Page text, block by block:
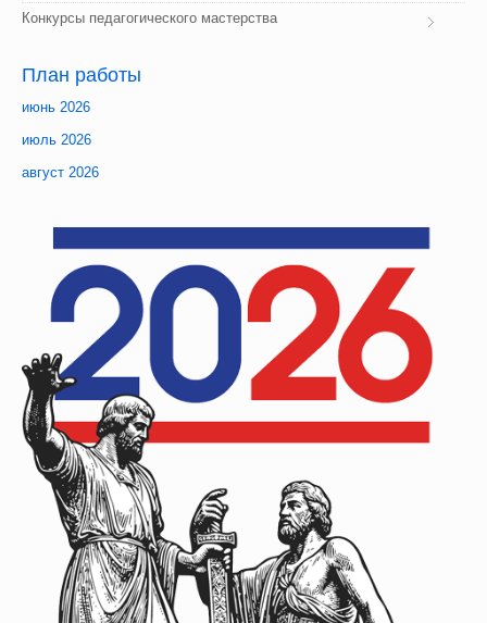
Конкурсы педагогического мастерства
План работы
июнь 2026
июль 2026
август 2026